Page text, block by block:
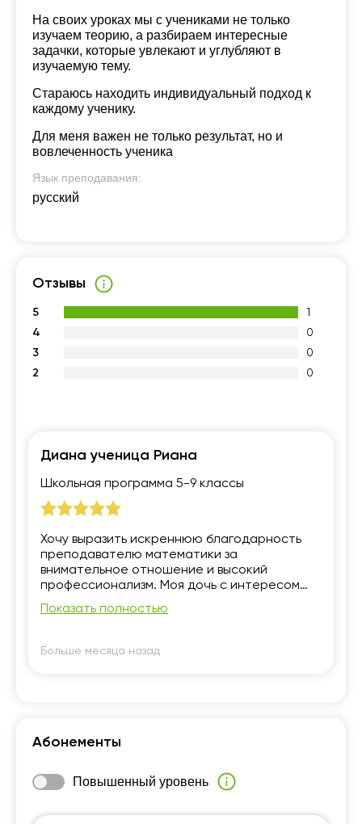
На своих уроках мы с учениками не только
изучаем теорию, а разбираем интересные
задачки, которые увлекают и углубляют в
изучаемую тему.
Стараюсь находить индивидуальный подход к
каждому ученику.
Для меня важен не только результат, но и
вовлеченность ученика
Язык преподавания:
русский
Отзывы
5
1
4
0
3
0
2
0
Диана ученица Риана
Школьная программа 5-9 классы
Хочу выразить искреннюю благодарность
преподавателю математики за
внимательное отношение и высокий
профессионализм. Моя дочь с интересом
посещает занятия, чувствует поддержку и
уверенность в своих силах. Благодаря
сложный материал простыми словами, она
Показать полностью
Больше месяца назад
Абонементы
Повышенный уровень